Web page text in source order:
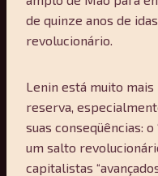
de quinze anos de
revolucionário.
Lenin está muito
reserva,
suas conseqüências:
um salto
capitalistas